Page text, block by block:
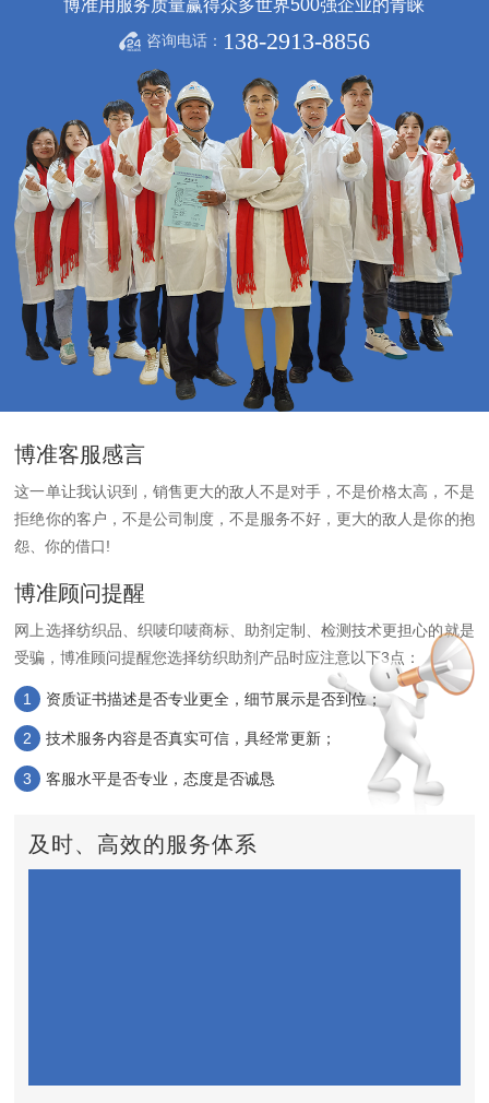
博准用服务质量赢得众多世界500强企业的青睐
咨询电话： 138-2913-8856
博准客服感言
这一单让我认识到，销售更大的敌人不是对手，不是价格太高，不是
拒绝你的客户，不是公司制度，不是服务不好，更大的敌人是你的抱
怨、你的借口!
博准顾问提醒
网上选择纺织品、织唛印唛商标、助剂定制、检测技术更担心的就是
受骗，博准顾问提醒您选择纺织助剂产品时应注意以下3点：
1 资质证书描述是否专业更全，细节展示是否到位；
2 技术服务内容是否真实可信，具经常更新；
3 客服水平是否专业，态度是否诚恳
及时、高效的服务体系